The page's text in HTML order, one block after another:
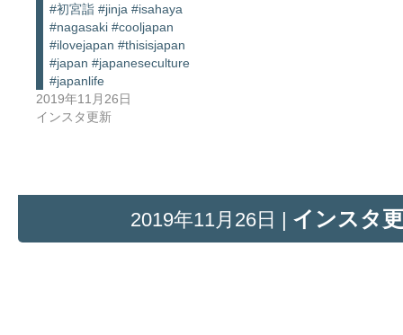
#初宮詣 #jinja #isahaya
#nagasaki #cooljapan
#ilovejapan #thisisjapan
#japan #japaneseculture
#japanlife
2019年11月26日
インスタ更新
2019年11月26日 | インスタ